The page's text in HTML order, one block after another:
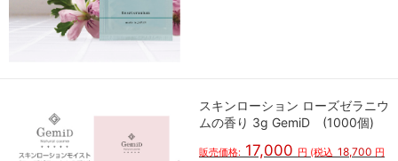
スキンローション ローズゼラニウ
ムの香り 3g GemiD (1000個)
販売価格: 17,000 円 (税込 18,700 円